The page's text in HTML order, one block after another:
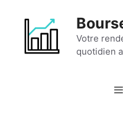
contenu
Votre
quotidien